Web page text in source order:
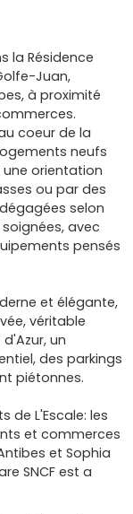
la Résidence
Juan,
à proximité
coeur de la
neufs
une orientation
ou par des
selon
avec
pensés
et élégante,
véritable
un
des parkings
piétonnes.
de L'Escale: les
et commerces
et Sophia
SNCF est a